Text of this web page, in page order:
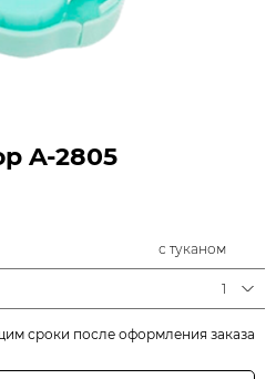
A-2805
с туканом
1
сроки после оформления заказа